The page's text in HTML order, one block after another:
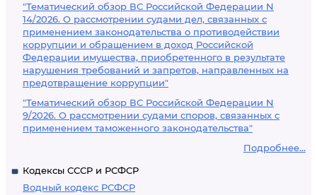
"Тематический обзор ВС Российской Федерации N
14/2026. О рассмотрении судами дел, связанных с
применением законодательства о противодействии
коррупции и обращением в доход Российской
Федерации имущества, приобретенного в результате
нарушения требований и запретов, направленных на
предотвращение коррупции"
"Тематический обзор ВС Российской Федерации N
9/2026. О рассмотрении судами споров, связанных с
применением таможенного законодательства"
Подробнее...
Кодексы СССР и РСФСР
Водный кодекс РСФСР